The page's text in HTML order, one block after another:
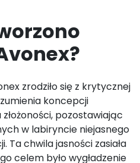
zrodziło się z krytycznej
koncepcji
pozostawiając
w labiryncie niejasnego
Ta chwila jasności zasiała
celem było wygładzenie